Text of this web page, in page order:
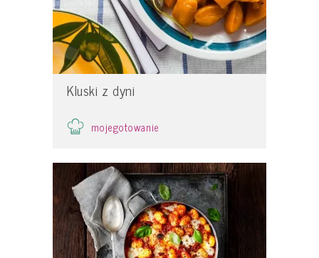
Kluski z dyni
mojegotowanie